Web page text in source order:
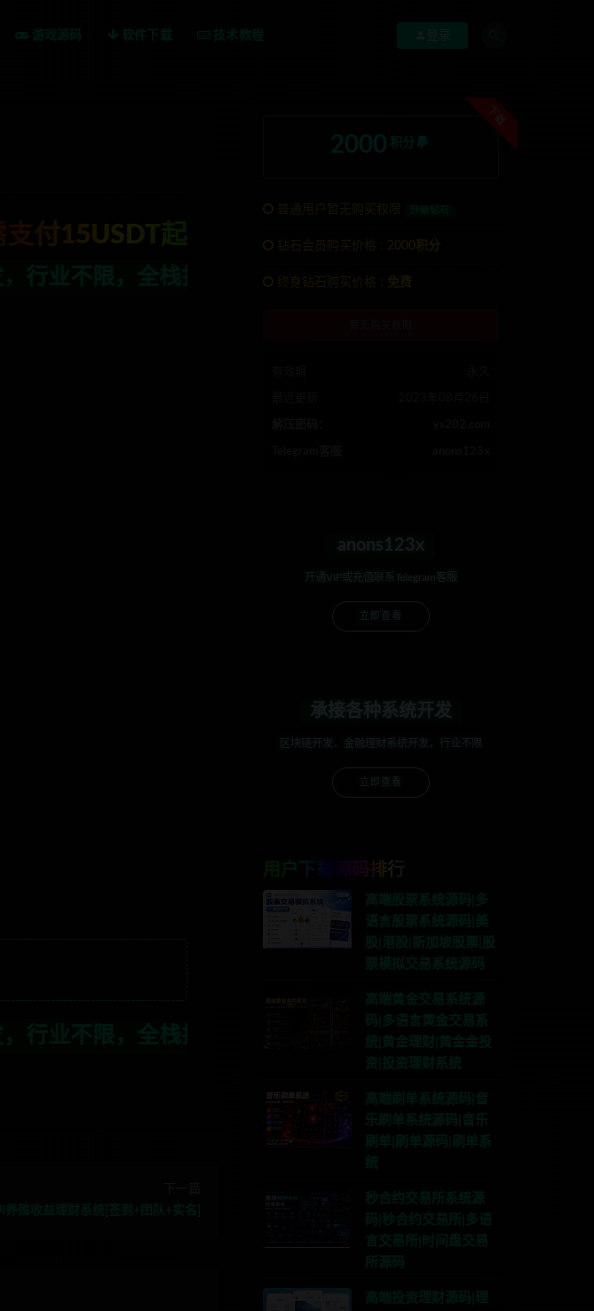
游戏源码 软件下载 技术教程 登录
付15USDT起
栈技术开发，定制，二开联系TG:anons123x
栈技术开发，定制，二开联系TG:anons123x
下载
2000 积分
普通用户暂无购买权限
钻石会员购买价格 : 2000积分
终身钻石购买价格 : 免费
anons123x
开通VIP或充值联系Telegram客服
立即查看
承接各种系统开发
区块链开发，金融理财系统开发，行业不限
立即查看
用户下载源码排行
高端股票系统源码|多
语言股票系统源码|美
股|港股|新加坡股票|股
票模拟交易系统源码
高端黄金交易系统源
码|多语言黄金交易系
统|黄金理财|黄金金投
资|投资理财系统
高端刷单系统源码|音
乐刷单系统源码|音乐
刷单|刷单源码|刷单系
统
秒合约交易所系统源
码|秒合约交易所|多语
言交易所|时间盘交易
所源码
高端投资理财源码|理